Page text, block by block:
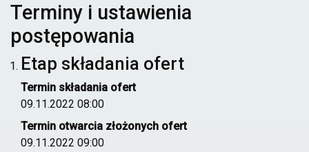
Terminy i ustawienia
postępowania
Etap składania ofert
Termin składania ofert
09.11.2022 08:00
Termin otwarcia złożonych ofert
09.11.2022 09:00